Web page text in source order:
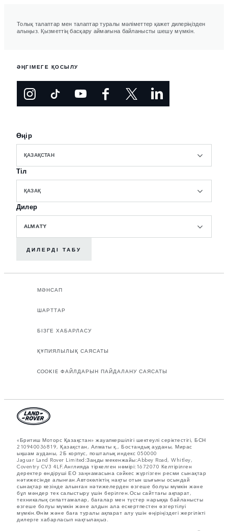
Толық талаптар мен талаптар туралы мәліметтер қажет дилеріңізден
алыңыз. Қызметтің басқару аймағына байланысты шешу мүмкін.
ӘҢГІМЕГЕ ҚОСЫЛУ
Өңір
ҚАЗАҚСТАН
Тіл
ҚАЗАҚ
Дилер
ALMATY
ДИЛЕРДІ ТАБУ
МӘНСАП
ШАРТТАР
БІЗГЕ ХАБАРЛАСУ
ҚҰПИЯЛЫЛЫҚ САЯСАТЫ
COOKIE ФАЙЛДАРЫН ПАЙДАЛАНУ САЯСАТЫ
«Бритиш Моторс Қазақстан» жауапкершілігі шектеулі серіктестігі, БСН
210940036819, Қазақстан, Алматы қ., Бостандық ауданы, Мирас
ықшам ауданы, 2Б корпус, пошталық индекс 050000
Jaguar Land Rover Limited:Заңды мекенжайы:Abbey Road, Whitley,
Coventry CV3 4LF.Англияда тіркелген нөмірі:1672070 Келтірілген
деректер өндіруші ЕО заңнамасына сәйкес жүргізген ресми сынақтар
нәтижесінде алынған.Автокөліктің нақты отын шығыны осындай
сынақтар кезінде алынған нәтижелерден өзгеше болуы мүмкін және
бұл мәндер тек салыстыру үшін берілген.Осы сайттағы ақпарат,
техникалық сипаттамалар, бағалар мен түстер нарыққа байланысты
өзгеше болуы мүмкін және алдын ала ескертпестен өзгертілуі
мүмкін.Өнім және баға туралы ақпарат алу үшін өңіріңіздегі жергілікті
дилерге хабарласып нақтылаңыз.